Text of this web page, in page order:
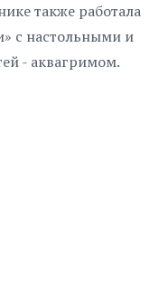
также работала
с настольными и
- аквагримом.